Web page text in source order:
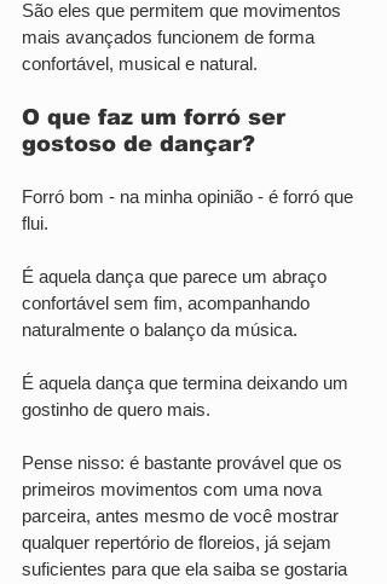
São eles que permitem que movimentos
mais avançados funcionem de forma
confortável, musical e natural.
O que faz um forró ser
gostoso de dançar?
Forró bom - na minha opinião - é forró que
flui.
É aquela dança que parece um abraço
confortável sem fim, acompanhando
naturalmente o balanço da música.
É aquela dança que termina deixando um
gostinho de quero mais.
Pense nisso: é bastante provável que os
primeiros movimentos com uma nova
parceira, antes mesmo de você mostrar
qualquer repertório de floreios, já sejam
suficientes para que ela saiba se gostaria